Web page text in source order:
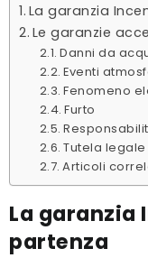
La garanzia
Le garanzie
Danni da
Eventi
Fenomeno
Furto
Tutela
Articoli
La garanzia
partenza